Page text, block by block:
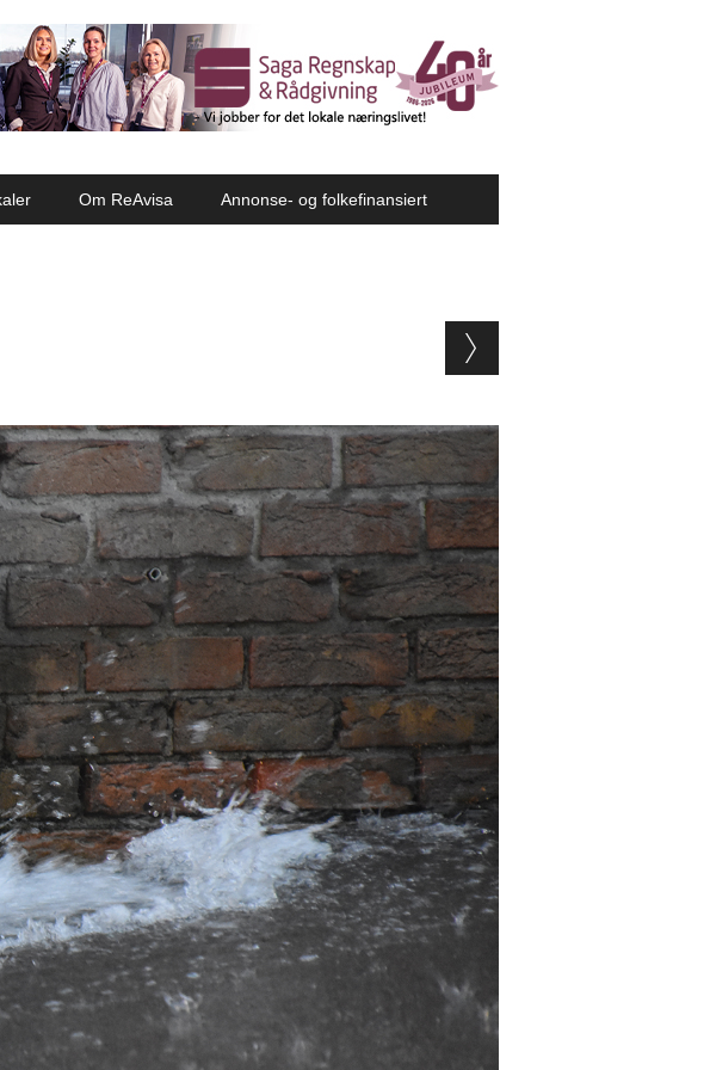
Om ReAvisa Annonse- og folkefinansiert